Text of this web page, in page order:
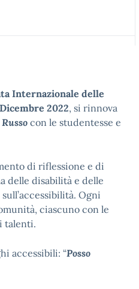
Internazionale delle
2022, si rinnova
con le studentesse e
di riflessione e di
delle disabilità e delle
Ogni
ciascuno con le
talenti.
accessibili: “Posso